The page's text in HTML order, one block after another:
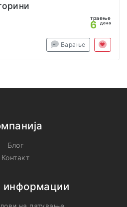
траење
6 дена
Барање
Блог
Контакт
информации